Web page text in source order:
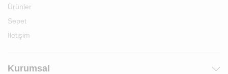
Ürünler
Sepet
İletişim
Kurumsal